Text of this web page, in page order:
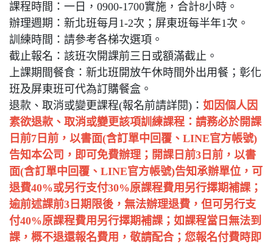
課程時間：一日，0900-1700實施，合計8小時。
辦理週期：新北班每月1-2次；屏東班每半年1次。
訓練時間：請參考各梯次選項。
截止報名：該班次開課前三日或額滿截止。
上課期間餐食：新北班開放午休時間外出用餐；彰化
班及屏東班可代為訂購餐盒。
退款、取消或變更課程(報名前請詳閱)： 如因個人因
素欲退款、取消或變更該項訓練課程：請務必於開課
日前7日前，以書面(含訂單中回覆、LINE官方帳號)
告知本公司，即可免費辦理；開課日前3日前，以書
面(含訂單中回覆、LINE官方帳號)告知承辦單位，可
退費40%或另行支付30%原課程費用另行擇期補課；
逾前述課前3日期限後，無法辦理退費，但可另行支
付40%原課程費用另行擇期補課；如課程當日無法到
課，概不退還報名費用，敬請配合；您報名付費時即